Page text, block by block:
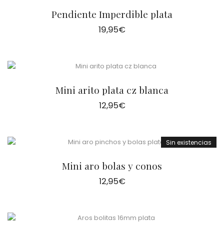
Pendiente Imperdible plata
19,95€
Mini arito plata cz blanca
12,95€
Sin existencias
Mini aro bolas y conos
12,95€